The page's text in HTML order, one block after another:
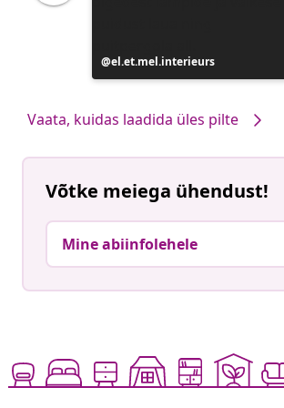
Postitus
avaldatud
el.et.mel.interieurs
Vaata, kuidas laadida üles pilte
Võtke meiega ühendust!
Mine abiinfolehele